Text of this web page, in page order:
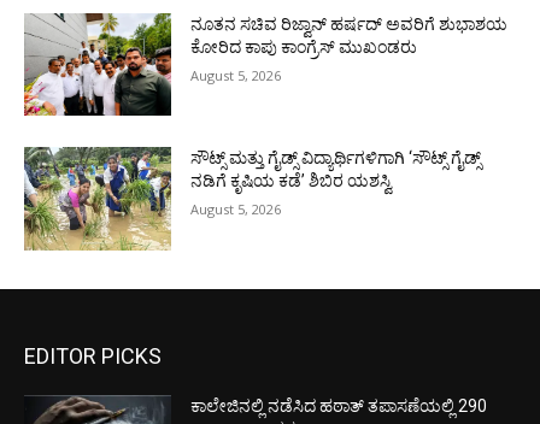
ನೂತನ ಸಚಿವ ರಿಜ್ವಾನ್ ಹರ್ಷದ್ ಅವರಿಗೆ ಶುಭಾಶಯ
ಕೋರಿದ ಕಾಪು ಕಾಂಗ್ರೆಸ್ ಮುಖಂಡರು
August 5, 2026
ಸೌಟ್ಸ್ ಮತ್ತು ಗೈಡ್ಸ್ ವಿದ್ಯಾರ್ಥಿಗಳಿಗಾಗಿ ‘ಸೌಟ್ಸ್ ಗೈಡ್ಸ್
ನಡಿಗೆ ಕೃಷಿಯ ಕಡೆ’ ಶಿಬಿರ ಯಶಸ್ವಿ
August 5, 2026
EDITOR PICKS
ಕಾಲೇಜಿನಲ್ಲಿ ನಡೆಸಿದ ಹಠಾತ್ ತಪಾಸಣೆಯಲ್ಲಿ 290